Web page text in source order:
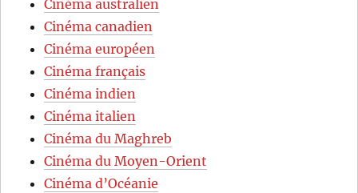
Cinéma australien
Cinéma canadien
Cinéma européen
Cinéma français
Cinéma indien
Cinéma italien
Cinéma du Maghreb
Cinéma du Moyen-Orient
Cinéma d’Océanie